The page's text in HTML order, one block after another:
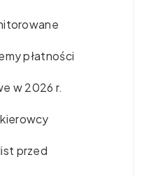
płatności
w 2026 r.
przed